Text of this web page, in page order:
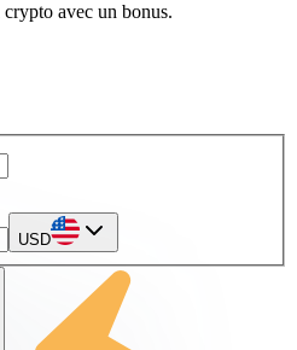
crypto avec un bonus.
USD